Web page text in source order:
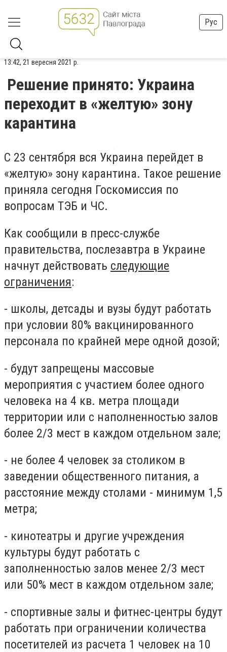
Рус
13:42, 21 вересня 2021 р.
Решение принято: Украина
переходит в «желтую» зону
карантина
С 23 сентября вся Украина перейдет в
«желтую» зону карантина. Такое решение
приняла сегодня Госкомиссия по
вопросам ТЭБ и ЧС.
Как сообщили в пресс-службе
правительства, послезавтра в Украине
начнут действовать следующие
ограничения:
- школы, детсады и вузы будут работать
при условии 80% вакцинированного
персонала по крайней мере одной дозой;
- будут запрещены массовые
мероприятия с участием более одного
человека на 4 кв. метра площади
территории или с наполненностью залов
более 2/3 мест в каждом отдельном зале;
- не более 4 человек за столиком в
заведении общественного питания, а
расстояние между столами - минимум 1,5
метра;
- кинотеатры и другие учреждения
культуры будут работать с
заполненностью залов менее 2/3 мест
или 50% мест в каждом отдельном зале;
- спортивные залы и фитнес-центры будут
работать при ограничении количества
посетителей из расчета 1 человек на 10